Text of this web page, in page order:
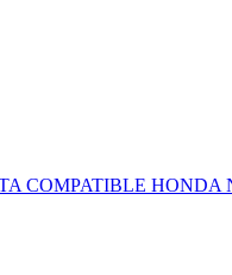
COMPATIBLE HONDA